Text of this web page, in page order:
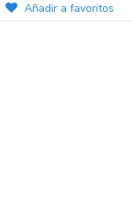
Añadir a favoritos